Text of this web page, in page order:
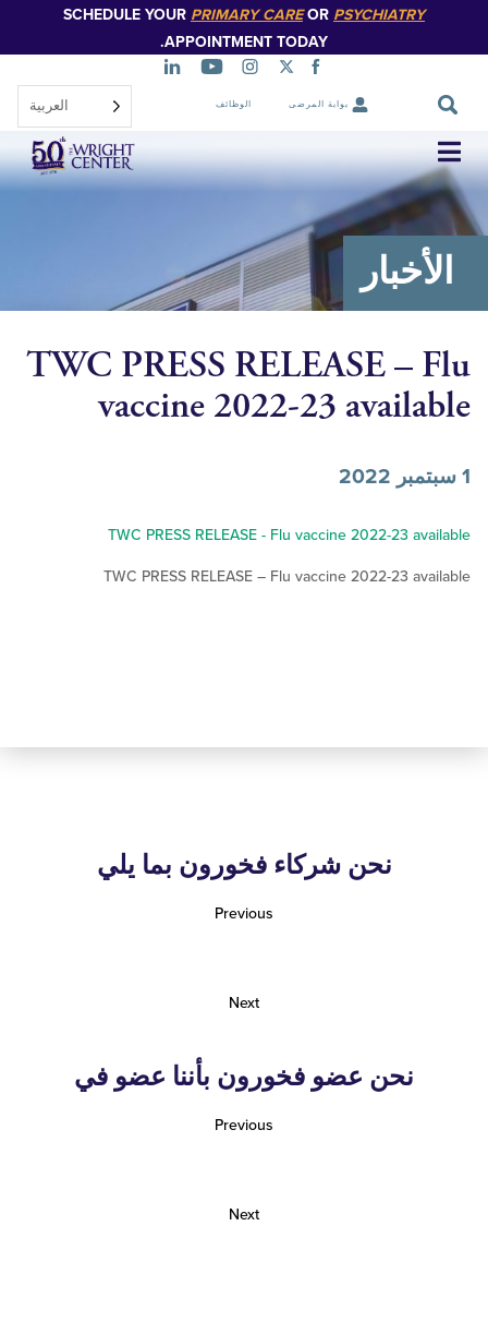
الرئيسي
SCHEDULE YOURPRIMARY CAREOR
APPOINTMENT TODAY.
بوابة المرضى الوظائف العربية‏
تخطي
التنقل
TWC PRESS RELEASE
vaccine 2022-23
TWC PRESS RELEASE - Flu vaccine 2022-23
TWC PRESS RELEASE – Flu vaccine 2022-23
نحن شركاء فخورون بما يلي
نحن عضو فخورون بأننا عضو في